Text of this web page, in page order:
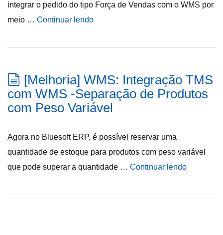
integrar o pedido do tipo Força de Vendas com o WMS por
meio … Continuar lendo
[Melhoria] WMS: Integração TMS
com WMS -Separação de Produtos
com Peso Variável
Agora no Bluesoft ERP, é possível reservar uma
quantidade de estoque para produtos com peso variável
que pode superar a quantidade … Continuar lendo